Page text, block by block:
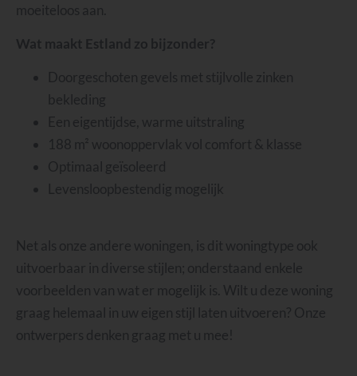
moeiteloos aan.
Wat maakt Estland zo bijzonder?
Doorgeschoten gevels met stijlvolle zinken
bekleding
Een eigentijdse, warme uitstraling
188 m² woonoppervlak vol comfort & klasse
Optimaal geïsoleerd
Levensloopbestendig mogelijk
Net als onze andere woningen, is dit woningtype ook
uitvoerbaar in diverse stijlen; onderstaand enkele
voorbeelden van wat er mogelijk is. Wilt u deze woning
graag helemaal in uw eigen stijl laten uitvoeren? Onze
ontwerpers denken graag met u mee!